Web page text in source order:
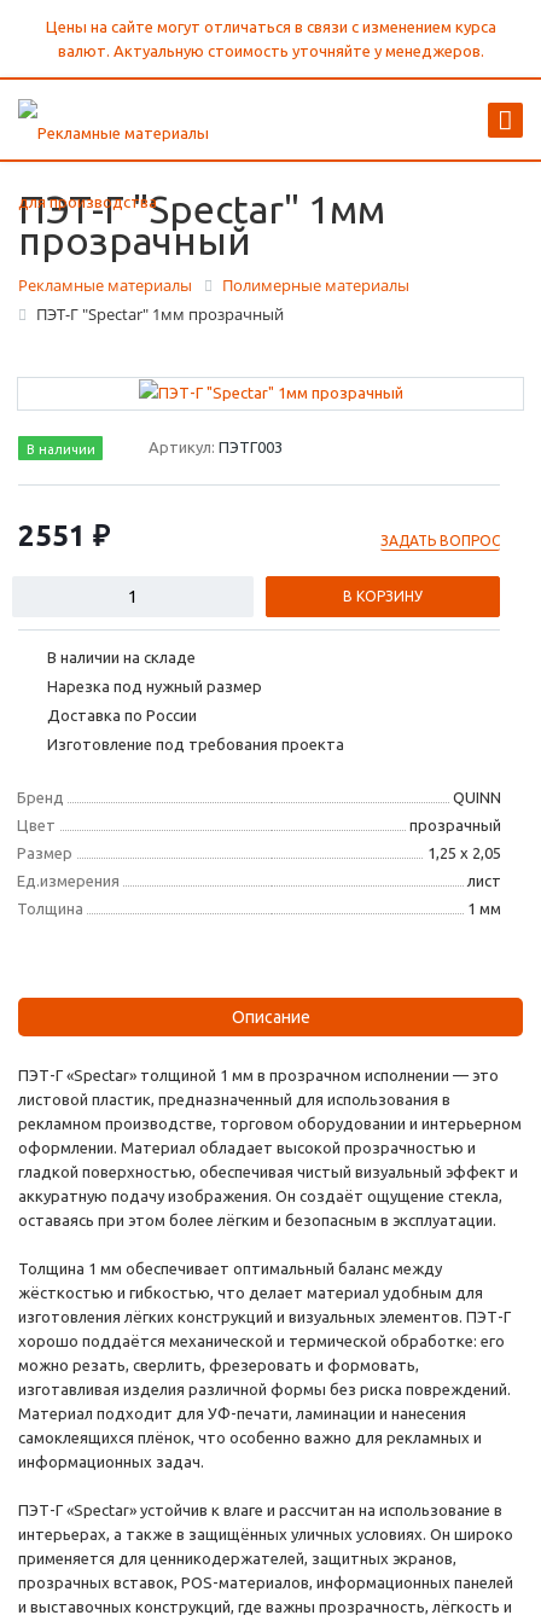
Цены на сайте могут отличаться в связи с изменением курса
валют. Актуальную стоимость уточняйте у менеджеров.
ПЭТ-Г "Spectar" 1мм
прозрачный
Рекламные материалы
Полимерные материалы
ПЭТ-Г "Spectar" 1мм прозрачный
В наличии Артикул:ПЭТГ003
2551 ₽ ЗАДАТЬ ВОПРОС
В КОРЗИНУ
В наличии на складе
Нарезка под нужный размер
Доставка по России
Изготовление под требования проекта
Бренд
QUINN
Цвет
прозрачный
Размер
1,25 х 2,05
Ед.измерения
лист
Толщина
1 мм
Описание
ПЭТ-Г «Spectar» толщиной 1 мм в прозрачном исполнении — это
листовой пластик, предназначенный для использования в
рекламном производстве, торговом оборудовании и интерьерном
оформлении. Материал обладает высокой прозрачностью и
гладкой поверхностью, обеспечивая чистый визуальный эффект и
аккуратную подачу изображения. Он создаёт ощущение стекла,
оставаясь при этом более лёгким и безопасным в эксплуатации.
Толщина 1 мм обеспечивает оптимальный баланс между
жёсткостью и гибкостью, что делает материал удобным для
изготовления лёгких конструкций и визуальных элементов. ПЭТ-Г
хорошо поддаётся механической и термической обработке: его
можно резать, сверлить, фрезеровать и формовать,
изготавливая изделия различной формы без риска повреждений.
Материал подходит для УФ-печати, ламинации и нанесения
самоклеящихся плёнок, что особенно важно для рекламных и
информационных задач.
ПЭТ-Г «Spectar» устойчив к влаге и рассчитан на использование в
интерьерах, а также в защищённых уличных условиях. Он широко
применяется для ценникодержателей, защитных экранов,
прозрачных вставок, POS-материалов, информационных панелей
и выставочных конструкций, где важны прозрачность, лёгкость и